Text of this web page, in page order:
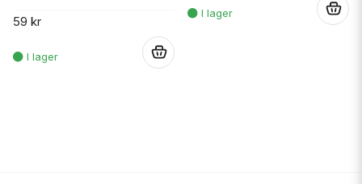
59 kr